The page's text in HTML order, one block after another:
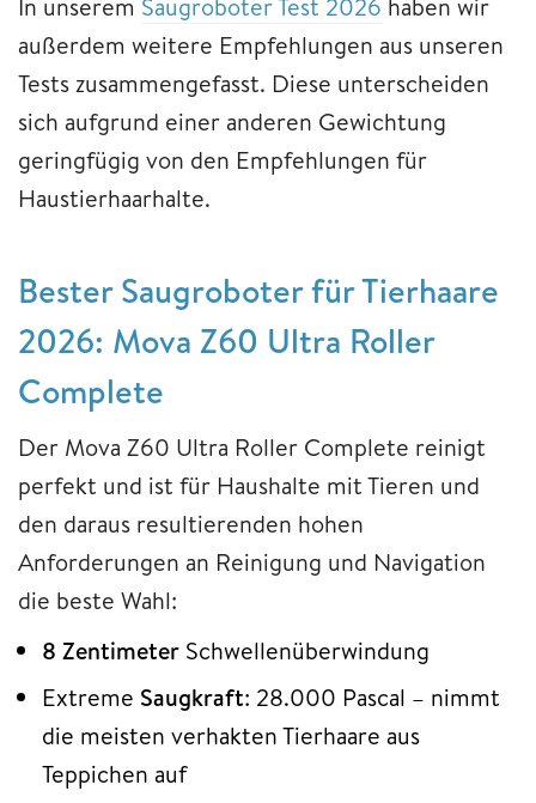
In unserem Saugroboter Test 2026 haben wir
außerdem weitere Empfehlungen aus unseren
Tests zusammengefasst. Diese unterscheiden
sich aufgrund einer anderen Gewichtung
geringfügig von den Empfehlungen für
Haustierhaarhalte.
Bester Saugroboter für Tierhaare
2026: Mova Z60 Ultra Roller
Complete
Der Mova Z60 Ultra Roller Complete reinigt
perfekt und ist für Haushalte mit Tieren und
den daraus resultierenden hohen
Anforderungen an Reinigung und Navigation
die beste Wahl:
8 Zentimeter Schwellenüberwindung
Extreme Saugkraft: 28.000 Pascal – nimmt
die meisten verhakten Tierhaare aus
Teppichen auf